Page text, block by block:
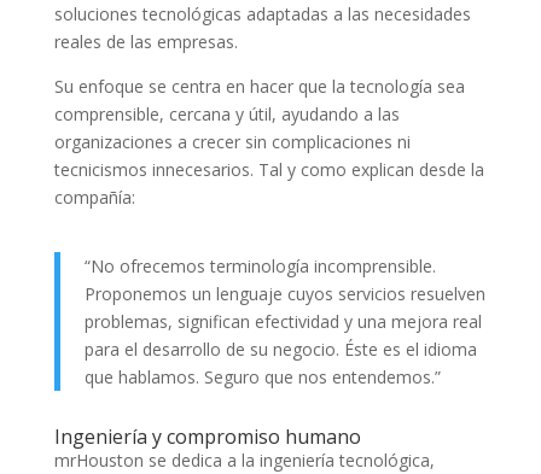
soluciones tecnológicas adaptadas a las necesidades
reales de las empresas.
Su enfoque se centra en hacer que la tecnología sea
comprensible, cercana y útil, ayudando a las
organizaciones a crecer sin complicaciones ni
tecnicismos innecesarios. Tal y como explican desde la
compañía:
“No ofrecemos terminología incomprensible.
Proponemos un lenguaje cuyos servicios resuelven
problemas, significan efectividad y una mejora real
para el desarrollo de su negocio. Éste es el idioma
que hablamos. Seguro que nos entendemos.”
Ingeniería y compromiso humano
mrHouston se dedica a la ingeniería tecnológica,